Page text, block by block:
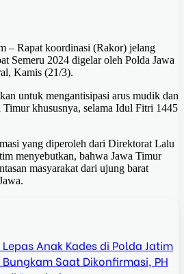
– Rapat koordinasi (Rakor) jelang
Semeru 2024 digelar oleh Polda Jawa
Kamis (21/3).
untuk mengantisipasi arus mudik dan
Timur khususnya, selama Idul Fitri 1445
yang diperoleh dari Direktorat Lalu
menyebutkan, bahwa Jawa Timur
masyarakat dari ujung barat
Anak Kades di Polda Jatim
Saat Dikonfirmasi, PH